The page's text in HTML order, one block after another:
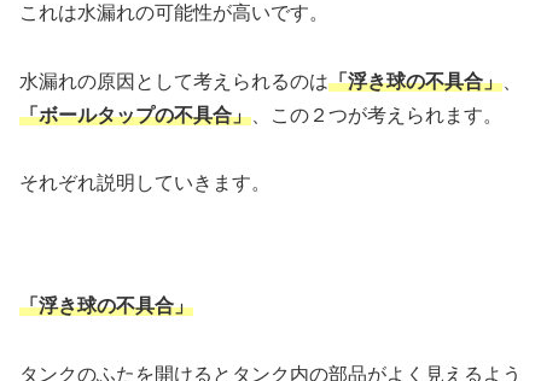
これは水漏れの可能性が高いです。
水漏れの原因として考えられるのは「浮き球の不具合」
「ボールタップの不具合」 、この２つが考えられます。
それぞれ説明していきます。
「浮き球の不具合」
タンクのふたを開けるとタンク内の部品がよく見えるよう